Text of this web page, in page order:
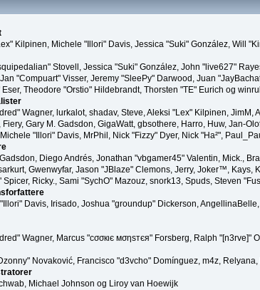
Kilpinen, Michele "Illori" Davis, Jessica "Suki" González, Will
Stovell, Jessica "Suki" González, John "live627"
"Compuart" Visser, Jeremy "SleePy" Darwood, Juan
Eser, Theodore "Orstio" Hildebrandt, Thorsten "TE" Eurich og
Wagner, lurkalot, shadav, Steve, Aleksi "Lex" Kilpinen,
Fiery, Gary M. Gadsdon, GigaWatt, gbsothere, Harro, Huw, Jan-
Michele "Illori" Davis, MrPhil, Nick "Fizzy" Dyer, Nick "Ha²",
Diego Andrés, Jonathan "vbgamer45" Valentin, Mick.,
Gwenwyfar, Jason "JBlaze" Clemons, Jerry, Joker™,
Spicer, Ricky., Sami "SychO" Mazouz, snork13, Spuds, Steven
Davis, Irisado, Joshua "groundup" Dickerson,
Wagner, Marcus "cσσкιє мσηѕтєя" Forsberg, Ralph "[n3rve]"
Novaković, Francisco "d3vcho" Domínguez, m4z,
Michael Johnson og Liroy van Hoewijk